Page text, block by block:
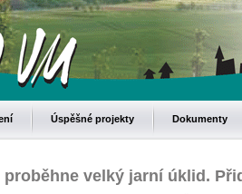
Úspěšné projekty Dokumenty
proběhne velký jarní úklid.